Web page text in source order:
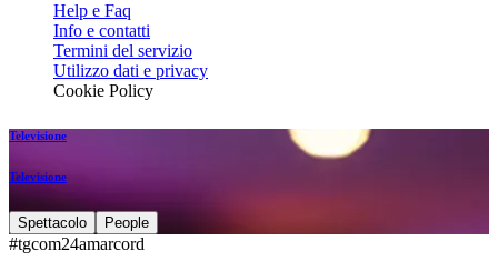
Help e Faq
Info e contatti
Termini del servizio
Utilizzo dati e privacy
Cookie Policy
Televisione
Televisione
Spettacolo People
#tgcom24amarcord